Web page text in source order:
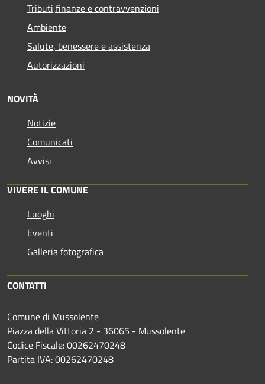
Tributi,finanze e contravvenzioni
Ambiente
Salute, benessere e assistenza
Autorizzazioni
NOVITÀ
Notizie
Comunicati
Avvisi
VIVERE IL COMUNE
Luoghi
Eventi
Galleria fotografica
CONTATTI
Comune di Mussolente
Piazza della Vittoria 2 - 36065 - Mussolente
Codice Fiscale: 00262470248
Partita IVA: 00262470248